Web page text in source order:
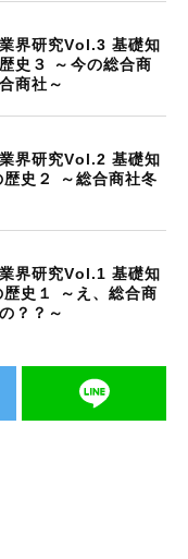
界研究Vol.3 基礎知
史３ ～今の総合商
商社～
界研究Vol.2 基礎知
史２ ～総合商社冬
界研究Vol.1 基礎知
史１ ～え、総合商
？？～